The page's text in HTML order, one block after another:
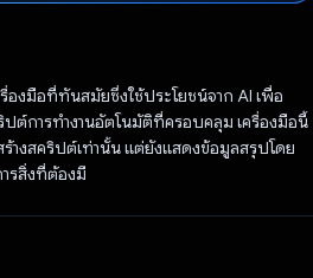
งมือที่ทันสมัยซึ่งใช้ประโยชน์จาก AI เพื่อ
ต์การทำงานอัตโนมัติที่ครอบคลุม เครื่องมือนี้
างสคริปต์เท่านั้น แต่ยังแสดงข้อมูลสรุปโดย
รสิ่งที่ต้องมี